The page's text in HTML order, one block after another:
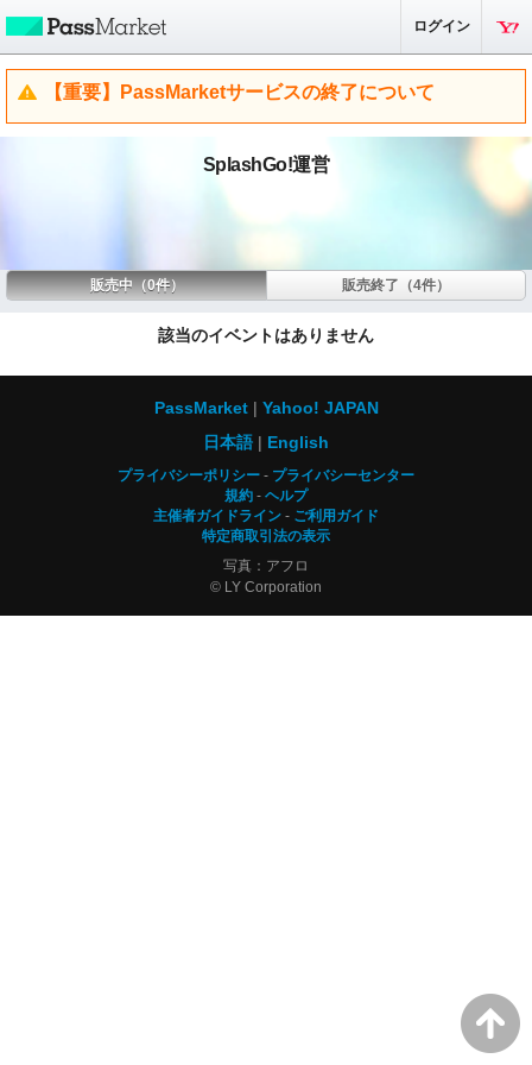
ログイン
【重要】PassMarketサービスの終了について
SplashGo!運営
販売中（0件） 販売終了（4件）
該当のイベントはありません
PassMarket
Yahoo! JAPAN
日本語
English
プライバシーポリシー
プライバシーセンター
規約
ヘルプ
主催者ガイドライン
ご利用ガイド
特定商取引法の表示
写真：アフロ
© LY Corporation